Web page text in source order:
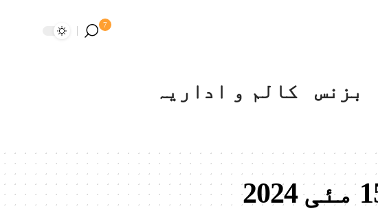
7
بزنس
کالم و اداریہ